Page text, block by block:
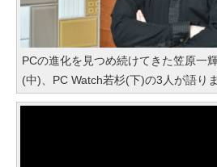
PCの進化を見つめ続けてきた笠原一
(中)、PC Watch若杉(下)の3人が語り